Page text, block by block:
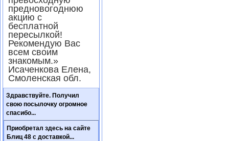
предновогоднюю
акцию с
бесплатной
пересылкой!
Рекомендую Вас
всем своим
знакомым.»
Исаченкова Елена,
Смоленская обл.
Здравствуйте. Получил
свою посылочку огромное
спасибо...
Приобретал здесь на сайте
Блиц 48 с доставкой...